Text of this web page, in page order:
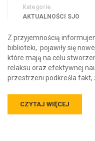
Kategorie
AKTUALNOŚCI SJO
Z przyjemnością
biblioteki, pojawiły się
które mają na celu
relaksu oraz efektywnej
przestrzeni podkreśla fakt,
CZYTAJ WIĘCEJ